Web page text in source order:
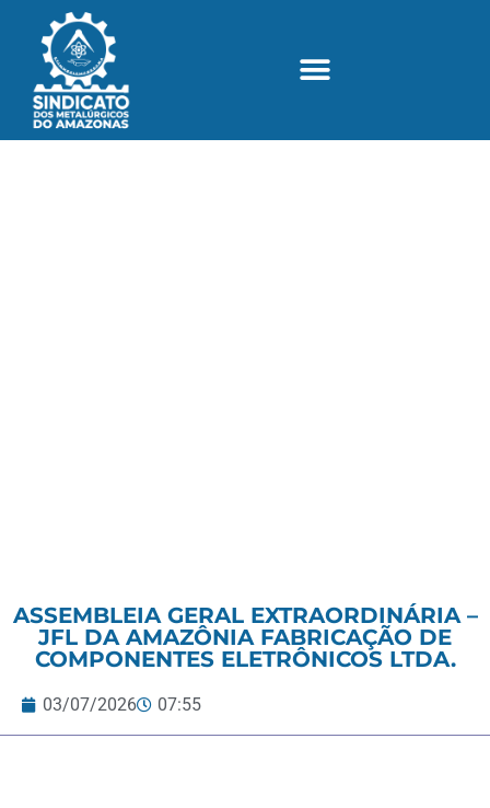
ASSEMBLEIA GERAL EXTRAORDINÁRIA –
JFL DA AMAZÔNIA FABRICAÇÃO DE
COMPONENTES ELETRÔNICOS LTDA.
03/07/2026 07:55